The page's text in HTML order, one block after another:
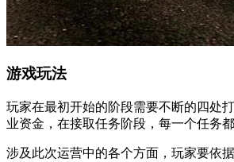
游戏玩法
玩家在最初开始的阶段需要不断的四处
业资金，在接取任务阶段，每一个任务
涉及此次运营中的各个方面，玩家要依